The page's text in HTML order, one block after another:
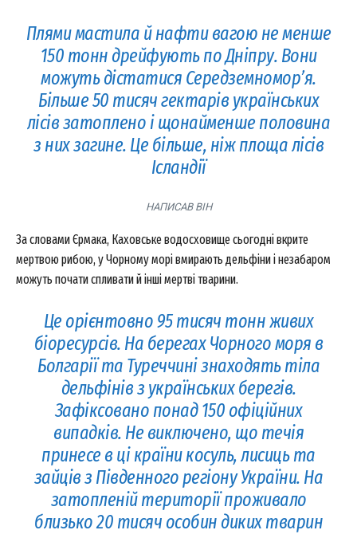
Плями мастила й нафти вагою не менше
150 тонн дрейфують по Дніпру. Вони
можуть дістатися Середземномор’я.
Більше 50 тисяч гектарів українських
лісів затоплено і щонайменше половина
з них загине. Це більше, ніж площа лісів
Ісландії
НАПИСАВ ВІН
За словами Єрмака, Каховське водосховище сьогодні вкрите
мертвою рибою, у Чорному морі вмирають дельфіни і незабаром
можуть почати спливати й інші мертві тварини.
Це орієнтовно 95 тисяч тонн живих
біоресурсів. На берегах Чорного моря в
Болгарії та Туреччині знаходять тіла
дельфінів з українських берегів.
Зафіксовано понад 150 офіційних
випадків. Не виключено, що течія
принесе в ці країни косуль, лисиць та
зайців з Південного регіону України. На
затопленій території проживало
близько 20 тисяч особин диких тварин